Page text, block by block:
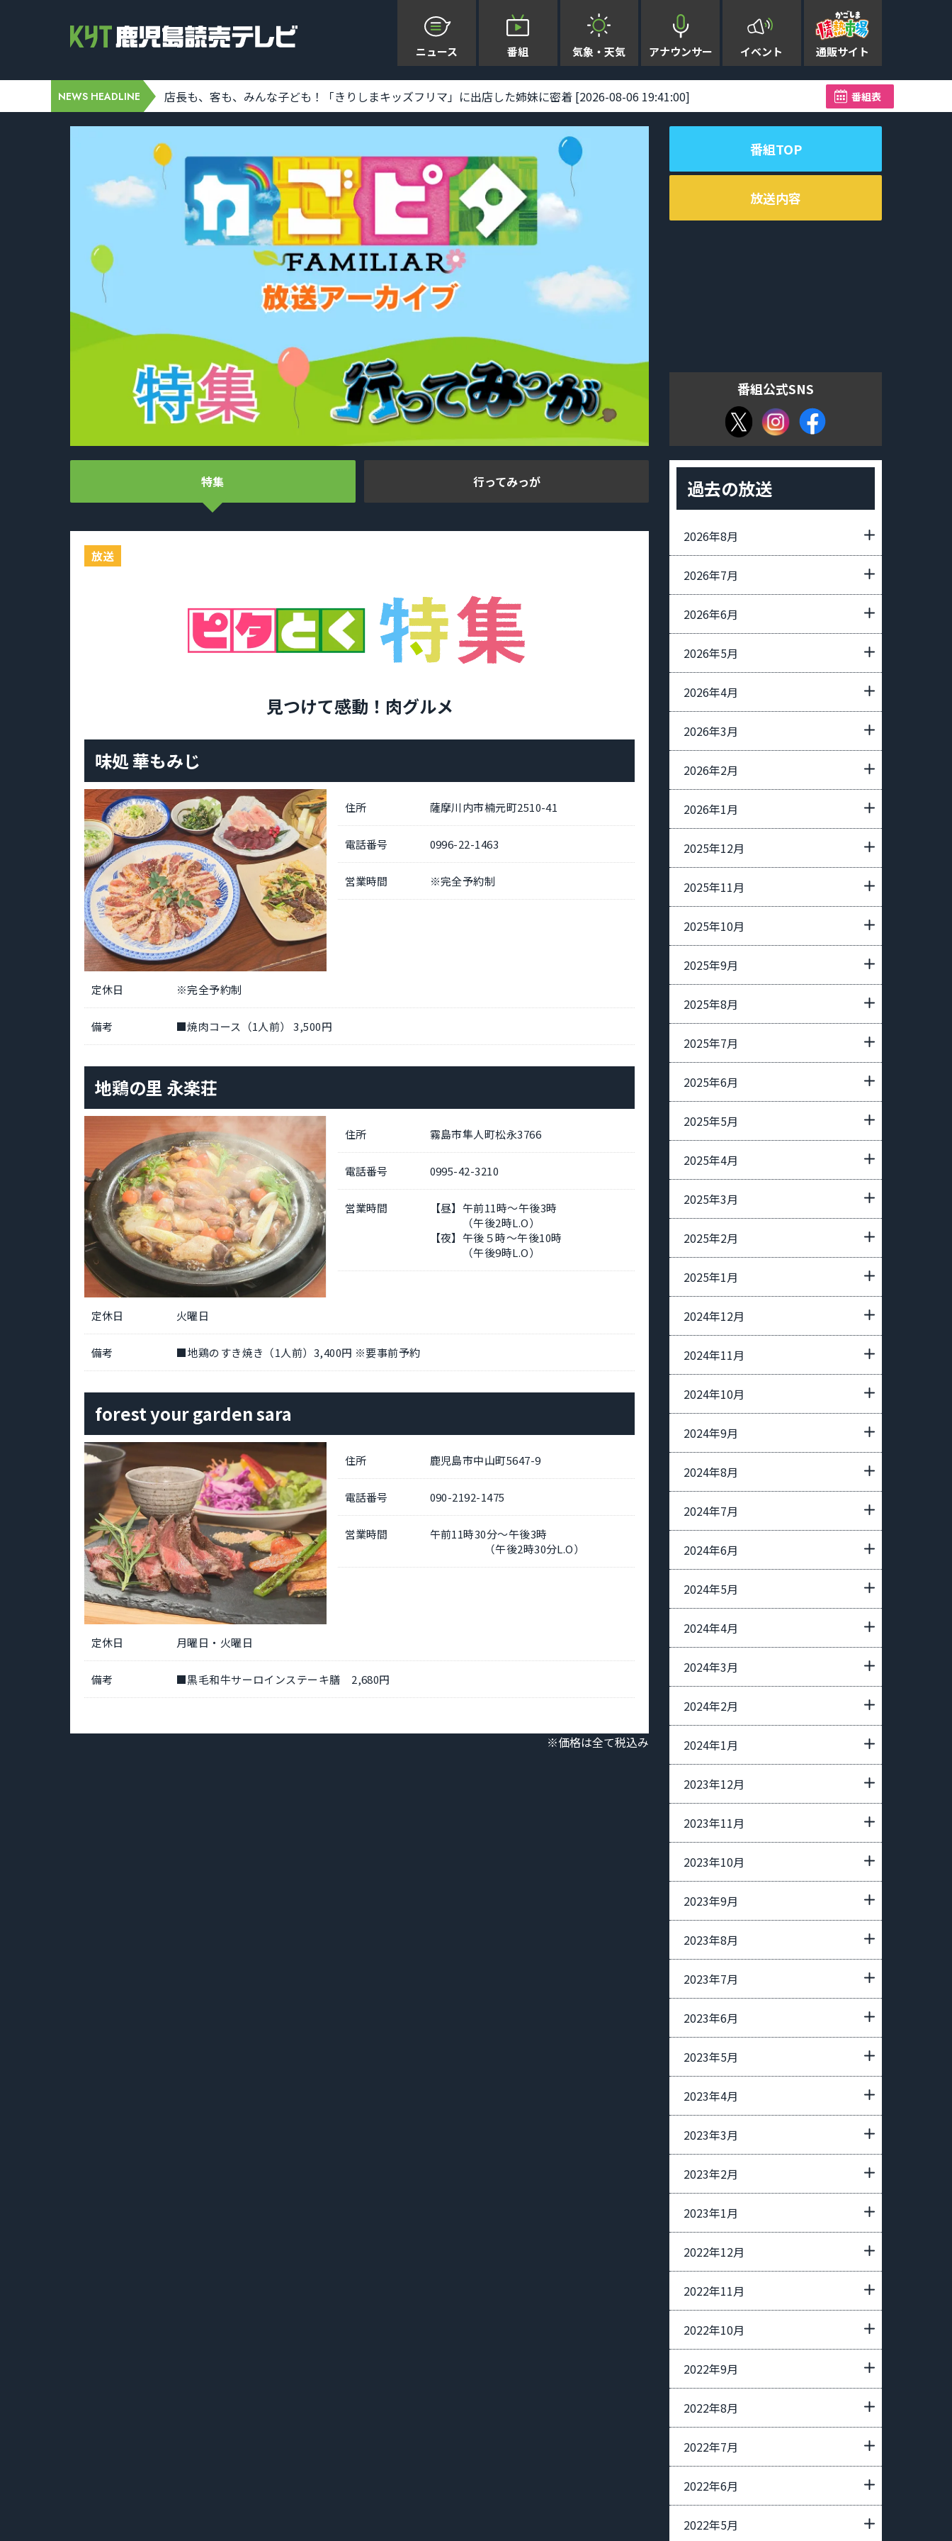
ニュース 番組 気象・天気 アナウンサー イベント 通販サイト
NEWS HEADLINE
08-06 19:39:00] 店長も、客も、みんな子ども！「きりしまキッズフリマ」に出店した姉妹に密着 [2026-08-06 19:41:00] 台風13号奄美地方の
番組表
番組TOP
放送内容
番組公式SNS
特集
放送
見つけて感動！肉グルメ
味処 華もみじ
住所 薩摩川内市楠元町2510-41
電話番号 0996-22-1463
営業時間 ※完全予約制
定休日 ※完全予約制
備考 ■焼肉コース（1人前） 3,500円
地鶏の里 永楽荘
住所 霧島市隼人町松永3766
電話番号 0995-42-3210
営業時間
【昼】午前11時～午後3時
（午後2時L.O）
【夜】午後５時～午後10時
（午後9時L.O）
定休日 火曜日
備考 ■地鶏のすき焼き（1人前）3,400円 ※要事前予約
forest your garden sara
住所 鹿児島市中山町5647-9
電話番号 090-2192-1475
営業時間
午前11時30分～午後3時
（午後2時30分L.O）
定休日 月曜日・火曜日
備考 ■黒毛和牛サーロインステーキ膳 2,680円
※価格は全て税込み
行ってみっが 過去の放送
2026年8月
2026年7月
2026年6月
2026年5月
2026年4月
2026年3月
2026年2月
2026年1月
2025年12月
2025年11月
2025年10月
2025年9月
2025年8月
2025年7月
2025年6月
2025年5月
2025年4月
2025年3月
2025年2月
2025年1月
2024年12月
2024年11月
2024年10月
2024年9月
2024年8月
2024年7月
2024年6月
2024年5月
2024年4月
2024年3月
2024年2月
2024年1月
2023年12月
2023年11月
2023年10月
2023年9月
2023年8月
2023年7月
2023年6月
2023年5月
2023年4月
2023年3月
2023年2月
2023年1月
2022年12月
2022年11月
2022年10月
2022年9月
2022年8月
2022年7月
2022年6月
2022年5月